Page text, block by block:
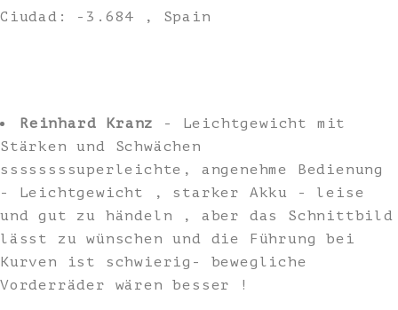
Ciudad: -3.684 , Spain
Reinhard Kranz
- Leichtgewicht mit
Stärken und Schwächen
ssssssssuperleichte, angenehme Bedienung
- Leichtgewicht , starker Akku - leise
und gut zu händeln , aber das Schnittbild
lässt zu wünschen und die Führung bei
Kurven ist schwierig- bewegliche
Vorderräder wären besser !